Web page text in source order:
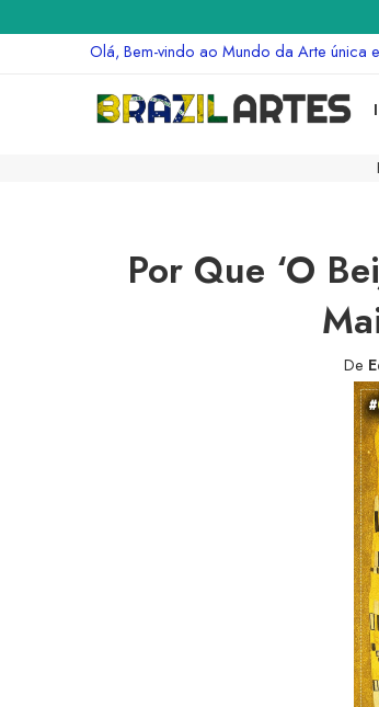
Olá, Bem-vindo ao Mundo da Arte única
Por Que ‘O
De